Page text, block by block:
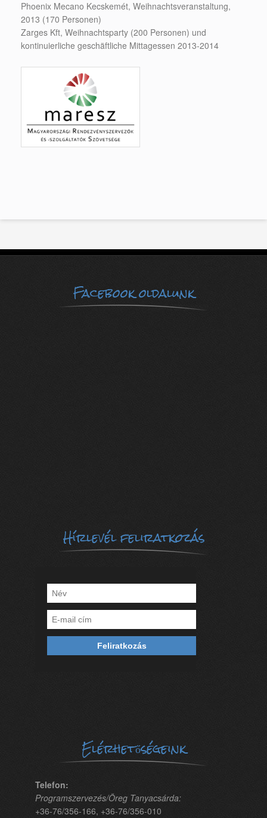
Phoenix Mecano Kecskemét, Weihnachtsveranstaltung,
2013 (170 Personen)
Zarges Kft, Weihnachtsparty (200 Personen) und
kontinuierliche geschäftliche Mittagessen 2013-2014
Facebook oldalunk
Hírlevél feliratkozás
Elérhetőségeink
Telefon:
Programszervezés/Öreg Tanyacsárda:
+36-76/356-166, +36-76/356-010